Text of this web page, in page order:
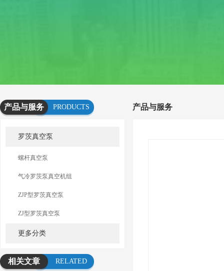
产品与服务
PRODUCTS
罗茨真空泵
螺杆真空泵
气冷罗茨泵真空机组
ZJP型罗茨真空泵
ZJ型罗茨真空泵
更多分类
相关文章
RELATED
产品与服务